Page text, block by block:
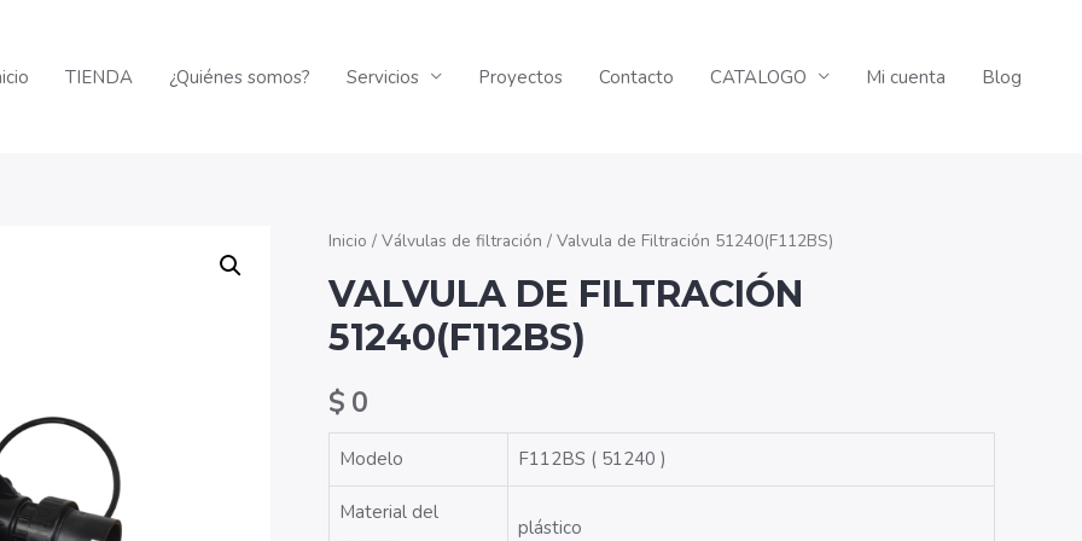
TIENDA ¿Quiénes somos? Servicios Proyectos Contacto CATALOGO Mi cuenta Blog
Inicio / Válvulas de filtración / Valvula de Filtración 51240(F112BS)
VALVULA DE FILTRACIÓN
51240(F112BS)
$ 0
Modelo F112BS ( 51240 )
Material del
plástico